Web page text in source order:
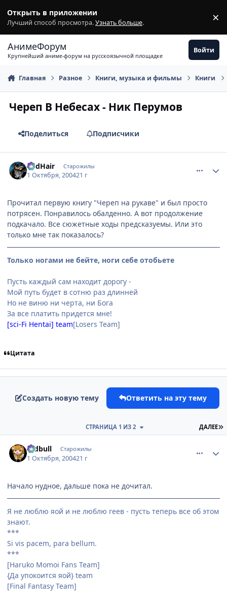
Открыть в приложении
Лучший способ просмотра.Узнать больше. ×
АнимеФорум
Крупнейший аниме-форум на русскоязычной площадке
Войти
Главная Разное Книги, музыка и фильмы Книги
Череп В Небесах - Ник Перумов
Поделиться Подписчики
RedHair Старожилы
1 Октября, 200421 г
Прочитал первую книгу "Череп на рукаве" и был просто
потрясен. Понравилось обалденно. А вот продолжение
подкачало. Все сюжетные ходы предсказуемы. Или это
только мне так показалось?
Только ногами не бейте, ноги себе отобьете
Пусть каждый сам находит дорогу -
Мой путь будет в сотню раз длинней
Но не виню ни черта, ни Бога
За все платить придется мне!
[sci-Fi Hentai] team[Losers Team]
Цитата
Создать новую тему Ответить на эту тему
ДАЛЕЕ
СТРАНИЦА 1 ИЗ 2
redbull Старожилы
1 Октября, 200421 г
Начало нудное, дальше пока не дочитал.
Я не люблю яой и не люблю геев - пусть теперь все об этом
знают.
***
Si vis pacem, para bellum.
***
[Haruko Momoi Fans Team]
{Да упокоится яой} team
[Final Fantasy Team]